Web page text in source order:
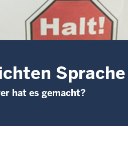
Sprache
hat es gemacht?